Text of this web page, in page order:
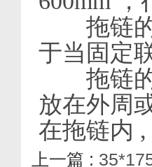
拖链的
于当固定
拖链的
放在外周
在拖链内 ,
上一篇 :